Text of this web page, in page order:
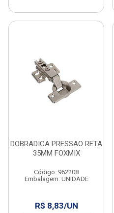
DOBRADICA PRESSAO RETA
35MM FOXMIX
Código: 962208
Embalagem: UNIDADE
R$ 8,83/UN